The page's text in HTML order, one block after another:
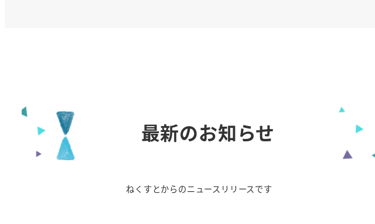
最新のお知らせ
ねくすとからのニュースリリースです